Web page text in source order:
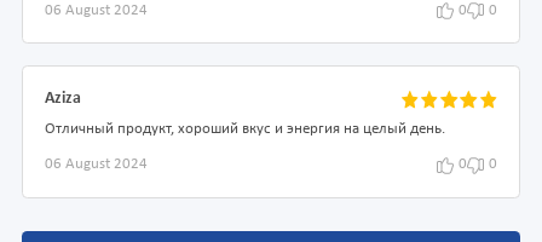
06 August 2024 0 0
Aziza
Отличный продукт, хороший вкус и энергия на целый день.
06 August 2024 0 0